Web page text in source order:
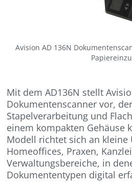
Avision AD 136N
Mit dem AD136N stellt
Dokumentenscanner vor,
Stapelverarbeitung und
einem kompakten Gehäuse
Modell richtet sich an kleine
Homeoffices, Praxen,
Verwaltungsbereiche, in
Dokumententypen digital